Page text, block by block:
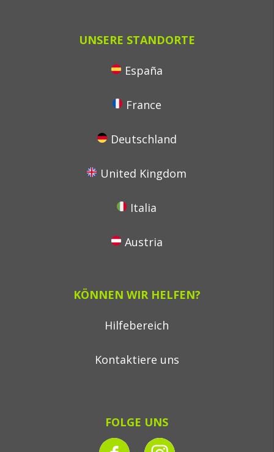
UNSERE STANDORTE
España
France
Deutschland
United Kingdom
Italia
Austria
KÖNNEN WIR HELFEN?
Hilfebereich
Kontaktiere uns
FOLGE UNS